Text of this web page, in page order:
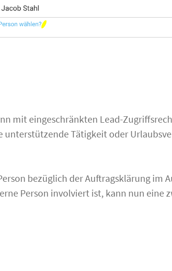
mit eingeschränkten Lead-
unterstützende Tätigkeit oder
bezüglich der Auftragsklärung im
Person involviert ist, kann nun eine